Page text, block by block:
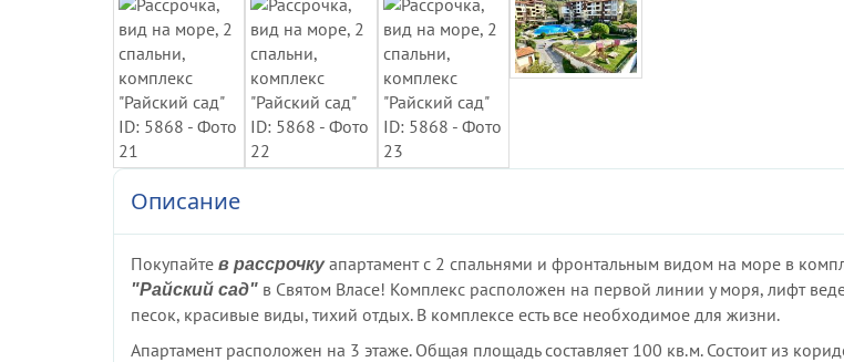
Описание
Покупайте в рассрочкуапартамент с 2 спальнями и фронтальным видом на море в
"Райский сад" в Святом Власе! Комплекс расположен на первой линии у моря, лифт
песок, красивые виды, тихий отдых. В комплексе есть все необходимое для жизни.
Апартамент расположен на 3 этаже. Общая площадь составляет 100 кв.м. Состоит из